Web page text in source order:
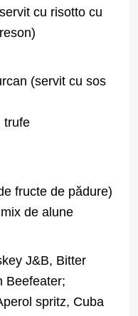
cu risotto cu
(servit cu sos
trufe
fructe de pădure)
de alune
J&B, Bitter
Beefeater;
spritz, Cuba